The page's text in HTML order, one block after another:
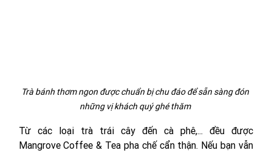
Trà bánh thơm ngon được chuẩn bị chu đáo để sẵn sàng đón
những vị khách quý ghé thăm
Từ các loại trà trái cây đến cà phê,... đều được
Mangrove Coffee & Tea pha chế cẩn thận. Nếu bạn vẫn